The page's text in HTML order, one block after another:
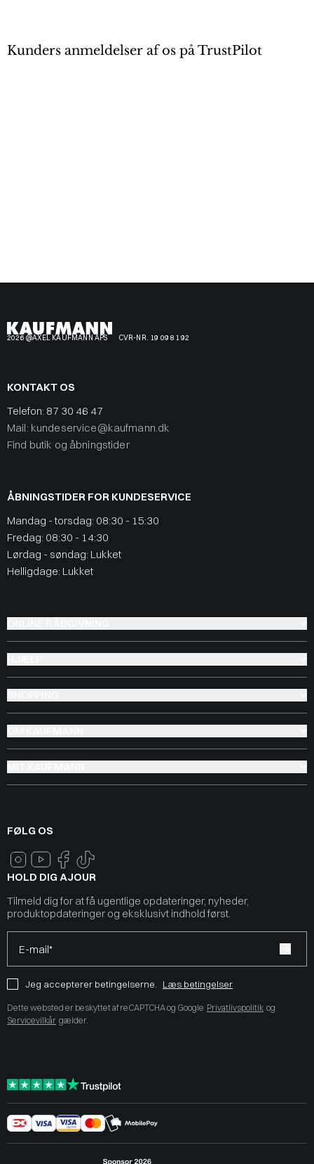
Kunders anmeldelser af os på TrustPilot
2026 @AXEL KAUFMANN APS CVR-NR. 19 09 81 92
KONTAKT OS
Telefon: 87 30 46 47
Mail: kundeservice@kaufmann.dk
Find butik og åbningstider
ÅBNINGSTIDER FOR KUNDESERVICE
Mandag - torsdag: 08:30 - 15:30
Fredag: 08:30 - 14:30
Lørdag - søndag: Lukket
Helligdage: Lukket
FØLG OS
HOLD DIG AJOUR
Tilmeld dig for at få ugentlige opdateringer, nyheder,
produktopdateringer og eksklusivt indhold først.
E-mail*
Jeg accepterer betingelserne. Læs betingelser
Dette websted er beskyttet af reCAPTCHA og Google Privatlivspolitik og
Servicevilkår gælder.